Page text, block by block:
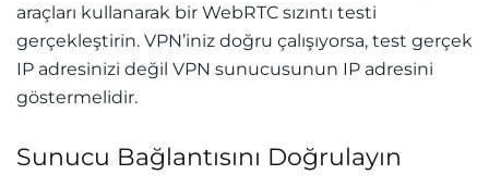
araçları kullanarak bir WebRTC sızıntı testi
gerçekleştirin. VPN’iniz doğru çalışıyorsa, test gerçek
IP adresinizi değil VPN sunucusunun IP adresini
göstermelidir.
Sunucu Bağlantısını Doğrulayın